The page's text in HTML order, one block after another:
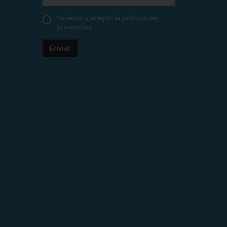
He leído y acepto la política de
privacidad
Enviar